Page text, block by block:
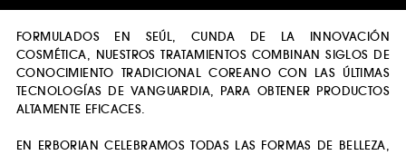
FORMULADOS EN SEÚL, CUNDA DE LA INNOVACIÓN
COSMÉTICA, NUESTROS TRATAMIENTOS COMBINAN SIGLOS DE
CONOCIMIENTO TRADICIONAL COREANO CON LAS ÚLTIMAS
TECNOLOGÍAS DE VANGUARDIA, PARA OBTENER PRODUCTOS
ALTAMENTE EFICACES.
EN ERBORIAN CELEBRAMOS TODAS LAS FORMAS DE BELLEZA,